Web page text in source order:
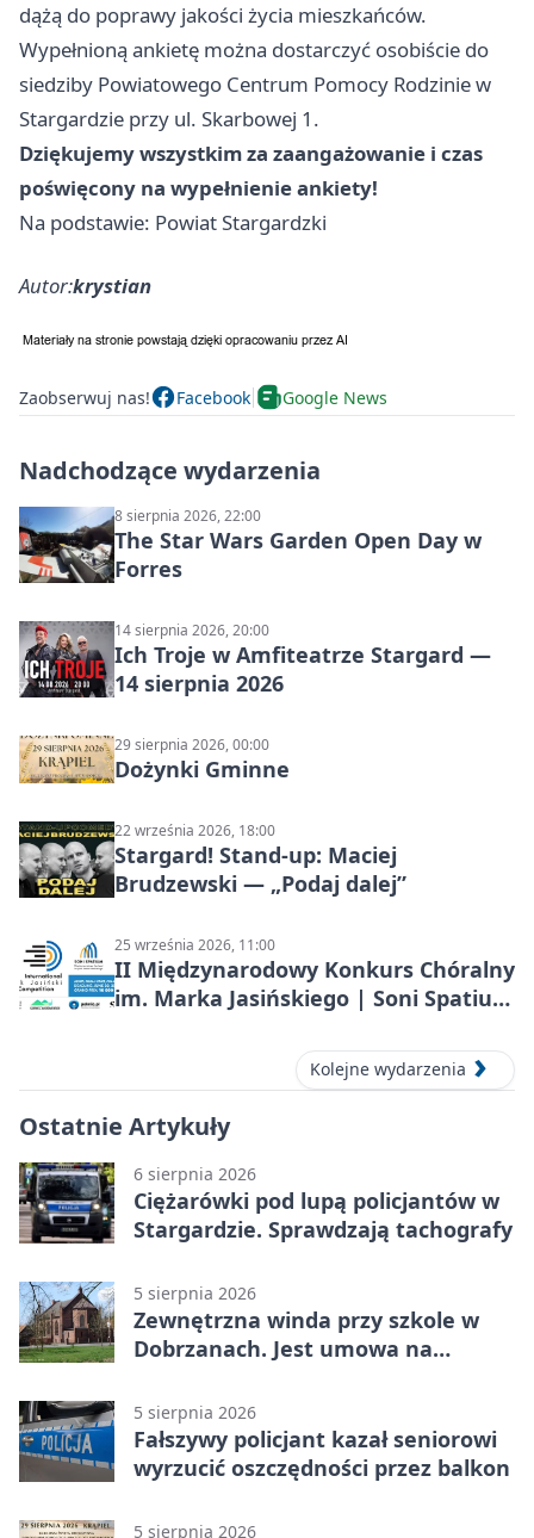
dążą do poprawy jakości życia mieszkańców.
Wypełnioną ankietę można dostarczyć osobiście do
siedziby Powiatowego Centrum Pomocy Rodzinie w
Stargardzie przy ul. Skarbowej 1.
Dziękujemy wszystkim za zaangażowanie i czas
poświęcony na wypełnienie ankiety!
Na podstawie: Powiat Stargardzki
Autor:krystian
Zaobserwuj nas! Facebook Google News
Nadchodzące wydarzenia
8 sierpnia 2026, 22:00
The Star Wars Garden Open Day w
Forres
14 sierpnia 2026, 20:00
Ich Troje w Amfiteatrze Stargard —
14 sierpnia 2026
29 sierpnia 2026, 00:00
Dożynki Gminne
22 września 2026, 18:00
Stargard! Stand-up: Maciej
Brudzewski — „Podaj dalej”
25 września 2026, 11:00
II Międzynarodowy Konkurs Chóralny
im. Marka Jasińskiego | Soni Spatium
Kolejne wydarzenia
Ostatnie Artykuły
6 sierpnia 2026
Ciężarówki pod lupą policjantów w
Stargardzie. Sprawdzają tachografy
5 sierpnia 2026
Zewnętrzna winda przy szkole w
Dobrzanach. Jest umowa na
5 sierpnia 2026
Fałszywy policjant kazał seniorowi
wyrzucić oszczędności przez balkon
5 sierpnia 2026